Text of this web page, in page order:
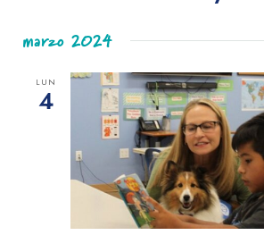
marzo 2024
LUN
4